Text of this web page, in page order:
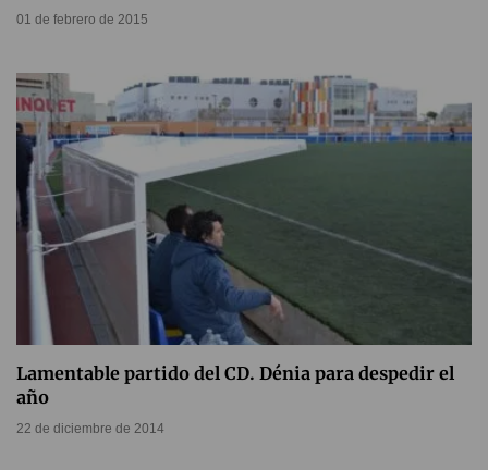
01 de febrero de 2015
Lamentable partido del CD. Dénia para despedir el
año
22 de diciembre de 2014